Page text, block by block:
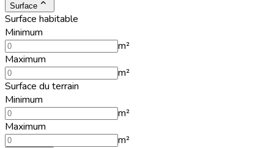
Surface
Surface habitable
Minimum
m²
Maximum
m²
Surface du terrain
Minimum
m²
Maximum
m²